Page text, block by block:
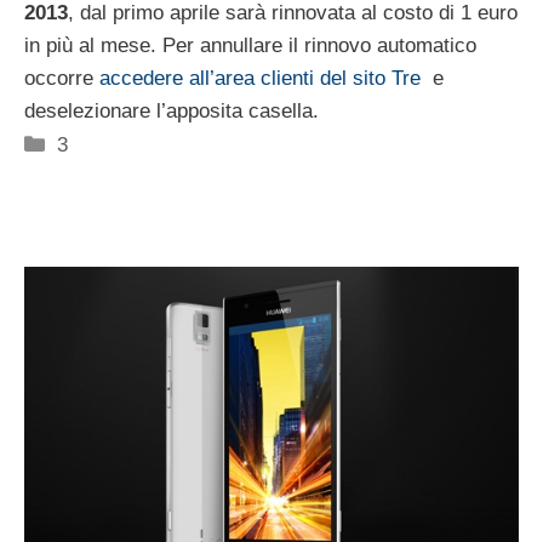
2013, dal primo aprile sarà rinnovata al costo di 1 euro
in più al mese. Per annullare il rinnovo automatico
occorre accedere all’area clienti del sito Tre e
deselezionare l’apposita casella.
Categorie
3